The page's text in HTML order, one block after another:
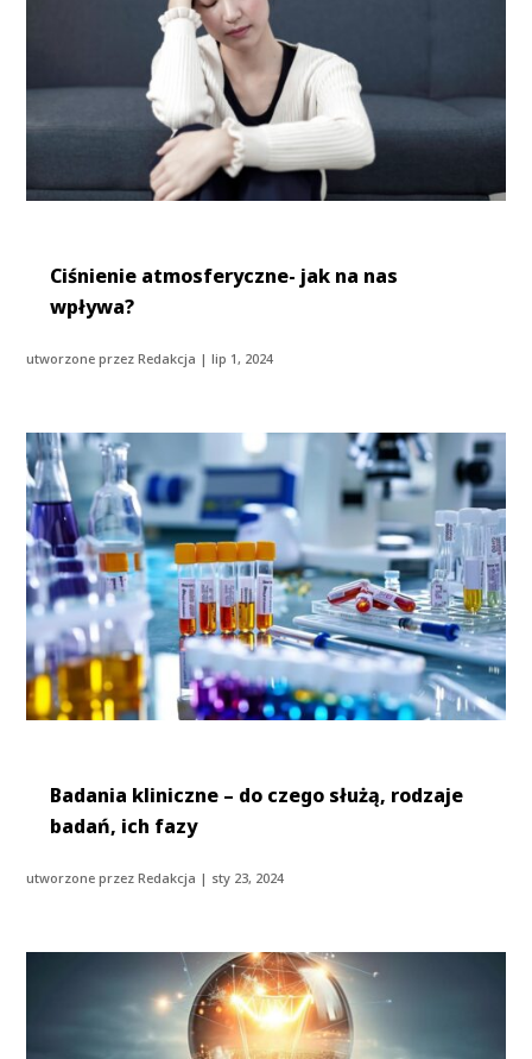
Ciśnienie atmosferyczne- jak na nas
wpływa?
utworzone przezRedakcja |lip 1, 2024
Badania kliniczne – do czego służą, rodzaje
badań, ich fazy
utworzone przezRedakcja | sty 23, 2024